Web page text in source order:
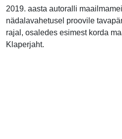
2019. aasta autoralli
nädalavahetusel proovile
rajal, osaledes esimest korda
Klaperjaht.